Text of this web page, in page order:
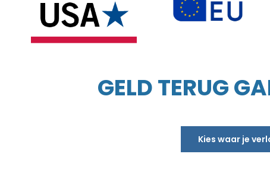
GELD TERUG
Kies waar je